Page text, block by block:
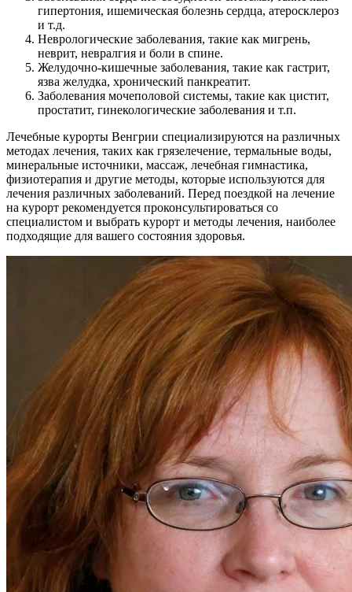
гипертония, ишемическая болезнь сердца, атеросклероз
и т.д.
Неврологические заболевания, такие как мигрень,
неврит, невралгия и боли в спине.
Желудочно-кишечные заболевания, такие как гастрит,
язва желудка, хронический панкреатит.
Заболевания мочеполовой системы, такие как цистит,
простатит, гинекологические заболевания и т.п.
Лечебные курорты Венгрии специализируются на различных
методах лечения, таких как грязелечение, термальные воды,
минеральные источники, массаж, лечебная гимнастика,
физиотерапия и другие методы, которые используются для
лечения различных заболеваний. Перед поездкой на лечение
на курорт рекомендуется проконсультироваться со
специалистом и выбрать курорт и методы лечения, наиболее
подходящие для вашего состояния здоровья.